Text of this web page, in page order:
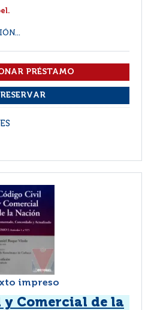
impreso
Comercial de la